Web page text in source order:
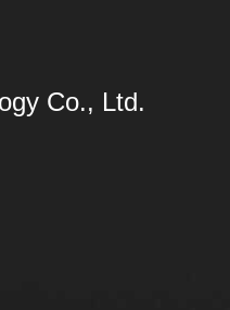
Co., Ltd.